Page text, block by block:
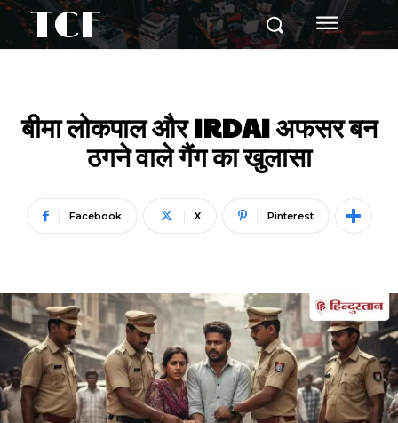
TCF
बीमा लोकपाल और IRDAI अफसर बन
ठगने वाले गैंग का खुलासा
Facebook X Pinterest